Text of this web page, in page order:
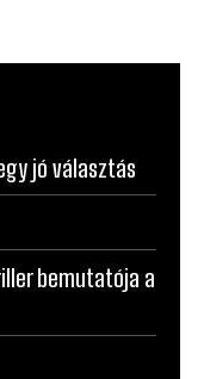
jó választás
bemutatója a